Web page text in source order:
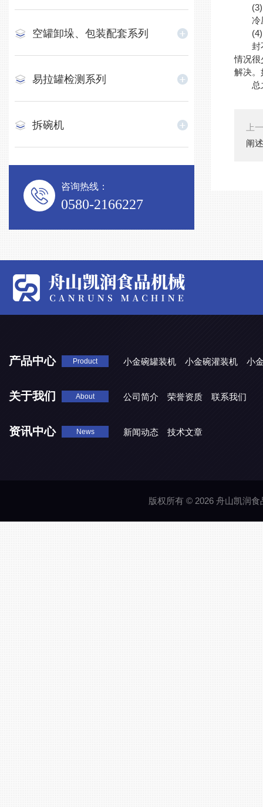
空罐卸垛、包装配套系列
易拉罐检测系列
拆碗机
咨询热线：
0580-2166227
(3)
冷压
(4)
封不
情况很
解决。
总
上
阐
产品中心 Product 小金碗罐装机 小金碗灌装机 小
关于我们 About 公司简介 荣誉资质 联系我们
资讯中心 News 新闻动态 技术文章
版权所有 © 2026 舟山凯润